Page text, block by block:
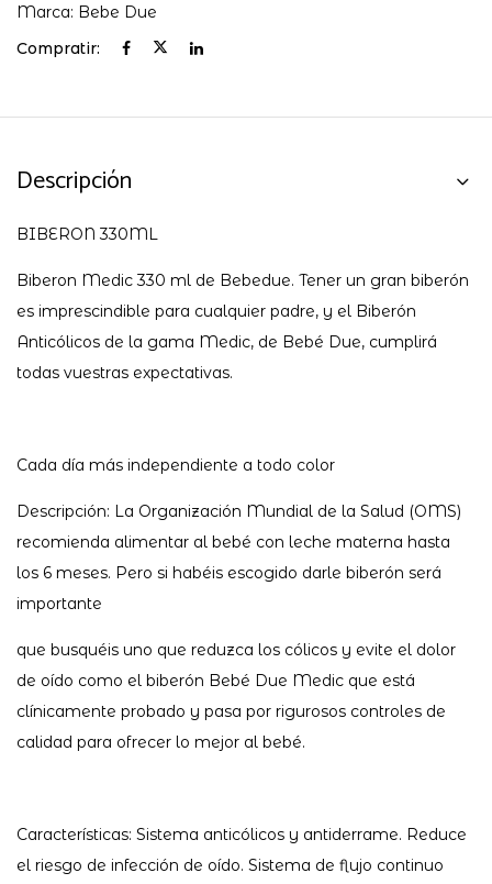
Marca: Bebe Due
Compratir:
Descripción
BIBERON 330ML
Biberon Medic 330 ml de Bebedue. Tener un gran biberón
es imprescindible para cualquier padre, y el Biberón
Anticólicos de la gama Medic, de Bebé Due, cumplirá
todas vuestras expectativas.
Cada día más independiente a todo color
Descripción: La Organización Mundial de la Salud (OMS)
recomienda alimentar al bebé con leche materna hasta
los 6 meses. Pero si habéis escogido darle biberón será
importante
que busquéis uno que reduzca los cólicos y evite el dolor
de oído como el biberón Bebé Due Medic que está
clínicamente probado y pasa por rigurosos controles de
calidad para ofrecer lo mejor al bebé.
Características: Sistema anticólicos y antiderrame. Reduce
el riesgo de infección de oído. Sistema de flujo continuo